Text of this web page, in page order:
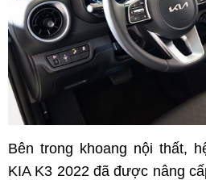
Bên trong khoang nội thất,
KIA K3 2022 đã được nâng